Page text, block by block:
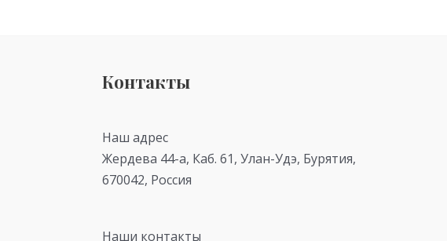
Контакты
Наш адрес
Жердева 44-а, Каб. 61, Улан-Удэ, Бурятия,
670042, Россия
Наши контакты